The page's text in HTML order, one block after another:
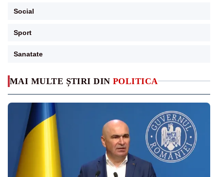
MAI MULTE ȘTIRI DIN POLITICA
Social
Sport
Sanatate